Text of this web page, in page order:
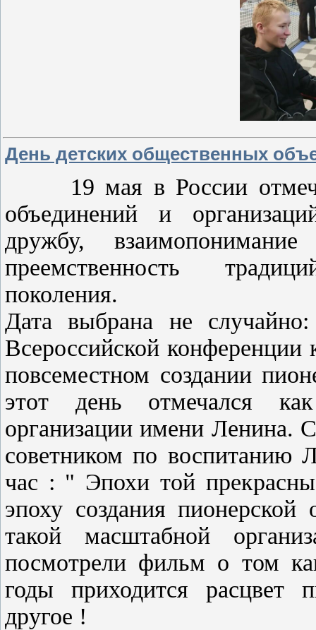
День детских общественных
19 мая в России
объединений и
дружбу,
преемственность
поколения.
Дата выбрана не
Всероссийской
повсеместном создании
этот день отмечался
организации имени Ленина.
советником по воспитанию
час : " Эпохи той
эпоху создания
такой масштабной
посмотрели фильм о том
годы приходится расцвет
другое !